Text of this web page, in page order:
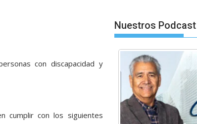
con discapacidad y
cumplir con los siguientes
Nuestros Podcast